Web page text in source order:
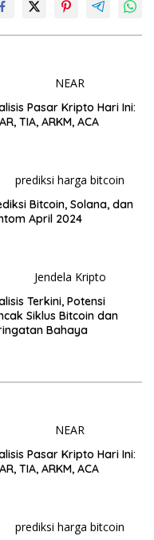
Pasar Kripto Hari Ini:
TIA, ARKM, ACA
Bitcoin, Solana, dan
April 2024
Terkini, Potensi
Siklus Bitcoin dan
Bahaya
Pasar Kripto Hari Ini:
TIA, ARKM, ACA